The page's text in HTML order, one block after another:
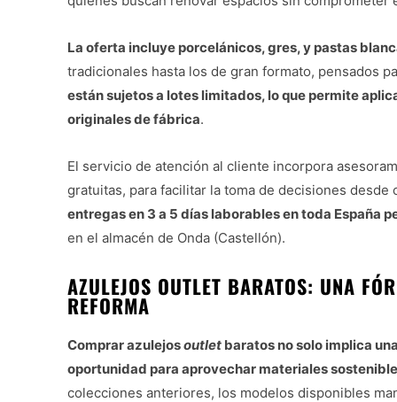
La oferta incluye porcelánicos, gres, y pastas
tradicionales hasta los de gran formato, pensados
están sujetos a lotes limitados, lo que permite
originales de fábrica.
El servicio de atención al cliente incorpora
gratuitas, para facilitar la toma de decisiones desde
entregas en 3 a 5 días laborables en toda España
en el almacén de Onda (Castellón).
AZULEJOS OUTLET BARATOS: UNA
REFORMA
Comprar azulejosoutlet baratos no solo implica
oportunidad para aprovechar materiales
colecciones anteriores, los modelos disponibles